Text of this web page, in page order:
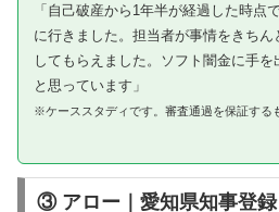
「自己破産から1年半が経過した時点
に行きました。担当者が事情をきち
してもらえました。ソフト闇金に手
と思っています」
※ケーススタディです。審査通過を保証する
③ アロー｜愛知県知事登